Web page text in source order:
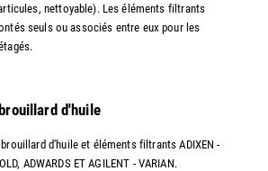
nettoyable). Les éléments filtrants
seuls ou associés entre eux pour les
d'huile
d'huile et éléments filtrants ADIXEN -
ADWARDS ET AGILENT - VARIAN.